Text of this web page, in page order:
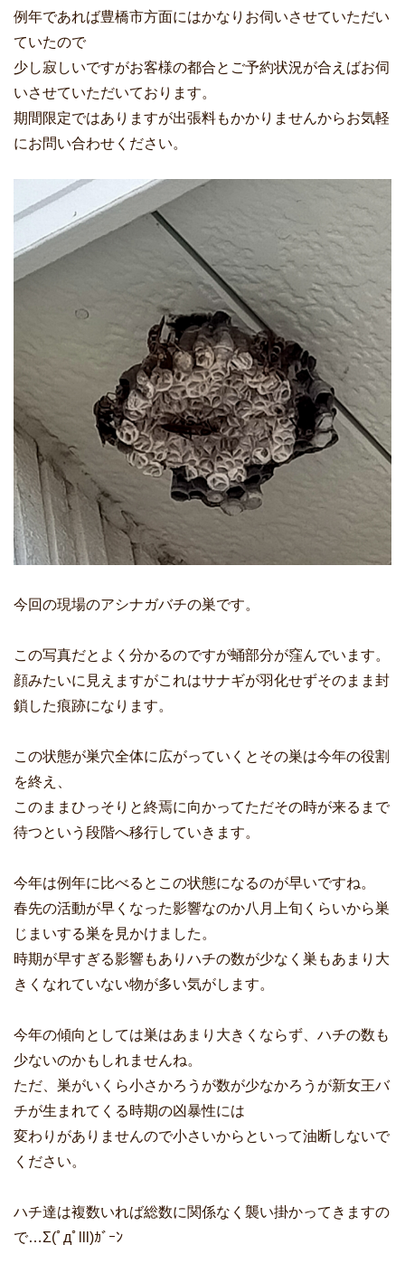
例年であれば豊橋市方面にはかなりお伺いさせていただい
ていたので
少し寂しいですがお客様の都合とご予約状況が合えばお伺
いさせていただいております。
期間限定ではありますが出張料もかかりませんからお気軽
にお問い合わせください。
今回の現場のアシナガバチの巣です。
この写真だとよく分かるのですが蛹部分が窪んでいます。
顔みたいに見えますがこれはサナギが羽化せずそのまま封
鎖した痕跡になります。
この状態が巣穴全体に広がっていくとその巣は今年の役割
を終え、
このままひっそりと終焉に向かってただその時が来るまで
待つという段階へ移行していきます。
今年は例年に比べるとこの状態になるのが早いですね。
春先の活動が早くなった影響なのか八月上旬くらいから巣
じまいする巣を見かけました。
時期が早すぎる影響もありハチの数が少なく巣もあまり大
きくなれていない物が多い気がします。
今年の傾向としては巣はあまり大きくならず、ハチの数も
少ないのかもしれませんね。
ただ、巣がいくら小さかろうが数が少なかろうが新女王バ
チが生まれてくる時期の凶暴性には
変わりがありませんので小さいからといって油断しないで
ください。
ハチ達は複数いれば総数に関係なく襲い掛かってきますの
で…Σ(ﾟдﾟlll)ｶﾞｰﾝ